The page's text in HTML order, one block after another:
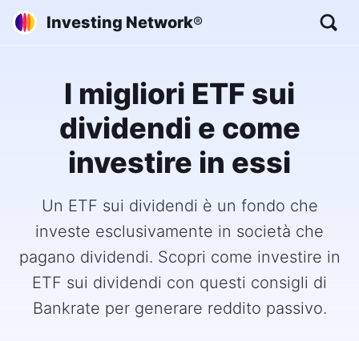
Investing Network®
I migliori ETF sui
dividendi e come
investire in essi
Un ETF sui dividendi è un fondo che
investe esclusivamente in società che
pagano dividendi. Scopri come investire in
ETF sui dividendi con questi consigli di
Bankrate per generare reddito passivo.